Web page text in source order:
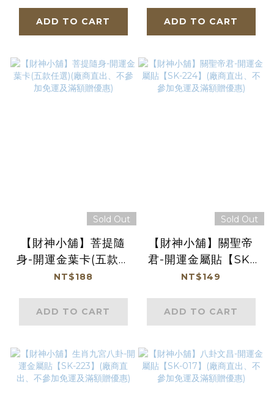
ADD TO CART ADD TO CART
Sold Out
【財神小舖】菩提隨
身-開運金葉卡(五款任
選)(廠商直出、不參加
NT$188
ADD TO CART
Sold Out
【財神小舖】關聖帝
君-開運金屬貼【SK-
224】(廠商直出、不
惠)
NT$149
ADD TO CART